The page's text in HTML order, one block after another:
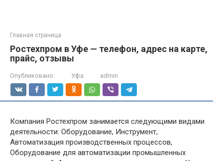
Главная страница
Ростехпром в Уфе — телефон, адрес на карте,
прайс, отзывы
Опубликовано: Уфа admin
Компания Ростехпром занимается следующими видами
деятельности: Оборудование, Инструмент,
Автоматизация производственных процессов,
Оборудование для автоматизации промышленных